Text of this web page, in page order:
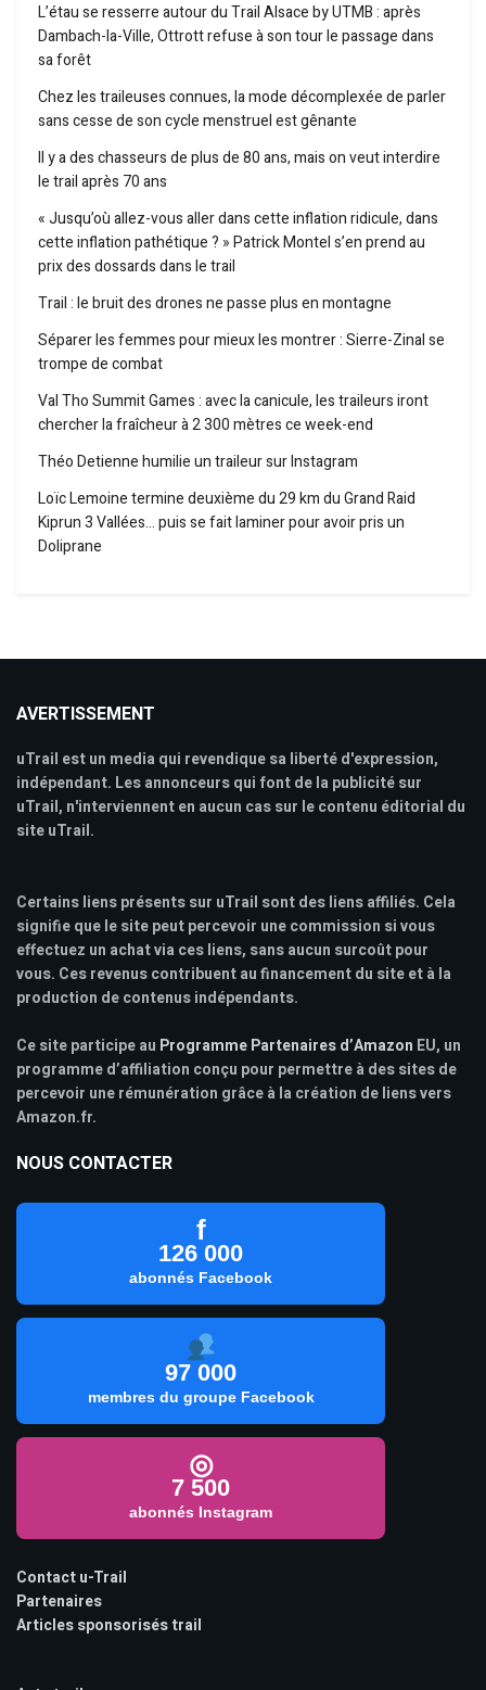
L’étau se resserre autour du Trail Alsace by UTMB : après
Dambach-la-Ville, Ottrott refuse à son tour le passage dans
sa forêt
Chez les traileuses connues, la mode décomplexée de parler
sans cesse de son cycle menstruel est gênante
Il y a des chasseurs de plus de 80 ans, mais on veut interdire
le trail après 70 ans
« Jusqu’où allez-vous aller dans cette inflation ridicule, dans
cette inflation pathétique ? » Patrick Montel s’en prend au
prix des dossards dans le trail
Trail : le bruit des drones ne passe plus en montagne
Séparer les femmes pour mieux les montrer : Sierre-Zinal se
trompe de combat
Val Tho Summit Games : avec la canicule, les traileurs iront
chercher la fraîcheur à 2 300 mètres ce week-end
Théo Detienne humilie un traileur sur Instagram
Loïc Lemoine termine deuxième du 29 km du Grand Raid
Kiprun 3 Vallées… puis se fait laminer pour avoir pris un
Doliprane
AVERTISSEMENT
uTrail est un media qui revendique sa liberté d'expression,
indépendant. Les annonceurs qui font de la publicité sur
uTrail, n'interviennent en aucun cas sur le contenu éditorial du
site uTrail.
Certains liens présents sur uTrail sont des liens affiliés. Cela
signifie que le site peut percevoir une commission si vous
effectuez un achat via ces liens, sans aucun surcoût pour
vous. Ces revenus contribuent au financement du site et à la
production de contenus indépendants.
Ce site participe au Programme Partenaires d’Amazon EU, un
programme d’affiliation conçu pour permettre à des sites de
percevoir une rémunération grâce à la création de liens vers
Amazon.fr.
NOUS CONTACTER
f
126 000
abonnés Facebook
97 000
membres du groupe Facebook
◎
7 500
abonnés Instagram
Contact u-Trail
Partenaires
Articles sponsorisés trail